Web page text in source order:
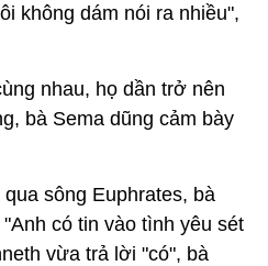
không dám nói ra nhiều",
nhau, họ dần trở nên
bà Sema dũng cảm bày
sông Euphrates, bà
có tin vào tình yêu sét
vừa trả lời "có", bà